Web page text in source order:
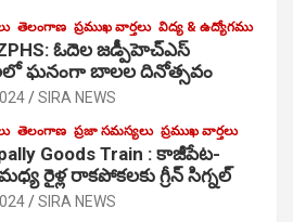
తెలంగాణ ప్రముఖ వార్తలు విద్య & ఉద్యోగము
ఓదెల జ‌డ్పీహెచ్ఎస్
ఘనంగా బాలల దినోత్సవం
SIRA NEWS
తెలంగాణ ప్రజా సమస్యలు ప్రముఖ వార్తలు
Goods Train : కాజీపేట-
రైళ్ల రాకపోకలకు గ్రీన్ సిగ్నల్
SIRA NEWS